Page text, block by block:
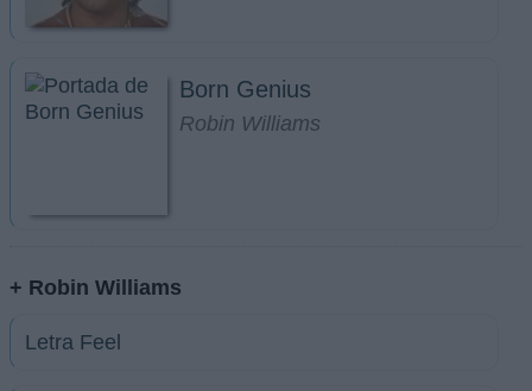
Born Genius
Robin Williams
+ Robin Williams
Letra Feel